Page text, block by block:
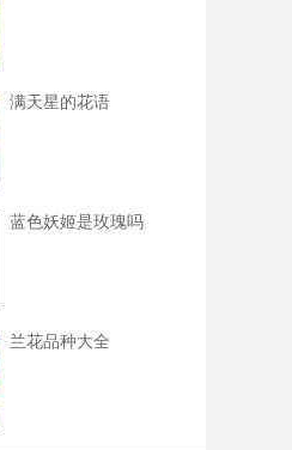
满天星的花语
蓝色妖姬是玫瑰吗
兰花品种大全